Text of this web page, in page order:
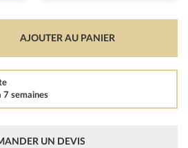
AJOUTER AU PANIER
7 semaines
UN DEVIS